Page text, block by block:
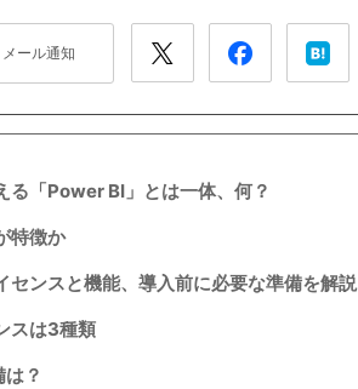
メール通知
「Power BI」とは一体、何？
特徴か
センスと機能、導入前に必要な準備を解説
スは3種類
？